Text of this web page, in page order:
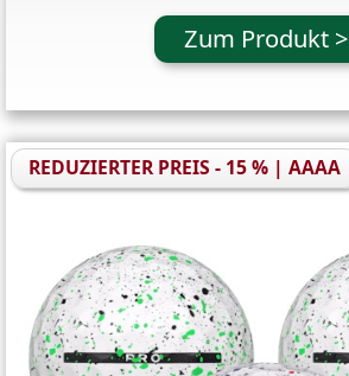
Zum Produkt >
REDUZIERTER PREIS - 15 % | AAAA